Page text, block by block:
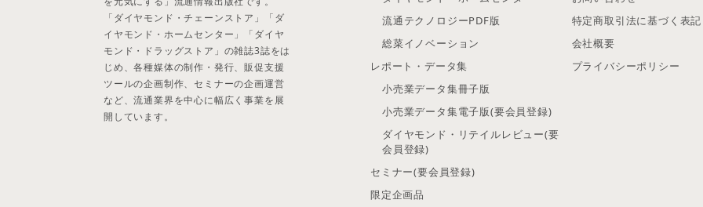
流通テクノロジーPDF版
総菜イノベーション
レポート・データ集
小売業データ集冊子版
小売業データ集電子版(要会員登録)
ダイヤモンド・リテイルレビュー(要
会員登録)
セミナー(要会員登録)
限定企画品
特定商取引法に基づく表記
会社概要
プライバシーポリシー
「ダイヤモンド・チェーンストア」「ダ
イヤモンド・ホームセンター」「ダイヤ
モンド・ドラッグストア」の雑誌3誌をは
じめ、各種媒体の制作・発行、販促支援
ツールの企画制作、セミナーの企画運営
など、流通業界を中心に幅広く事業を展
開しています。